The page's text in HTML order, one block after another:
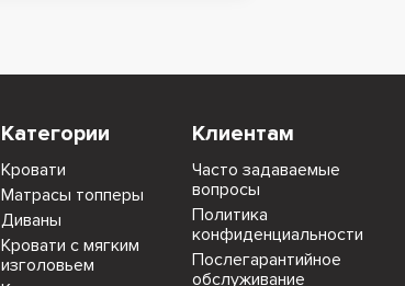
Категории
Кровати
Матрасы топперы
Диваны
Кровати с мягким
изголовьем
Клиентам
Часто задаваемые
вопросы
Политика
конфиденциальности
Послегарантийное
обслуживание